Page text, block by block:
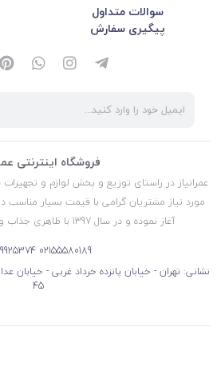
سوالات متداول
پیگیری سفارش
فروشگاه اینترنتی
عمرانیاز در راستای توزیع و پخش لوازم و
آغاز نموده و در سال 1397 با ظاهری جذاب و جدید ف
02155580189
نشانی: تهران - خیابان پانزده خرداد غربی - خیابان
45